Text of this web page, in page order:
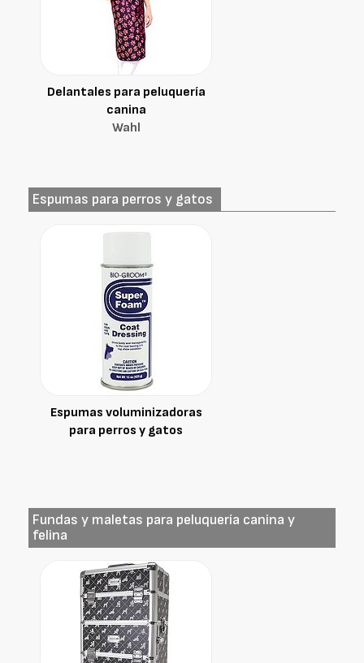
Delantales para peluquería
canina
Wahl
Espumas para perros y gatos
Espumas voluminizadoras
para perros y gatos
Fundas y maletas para peluquería canina y
felina